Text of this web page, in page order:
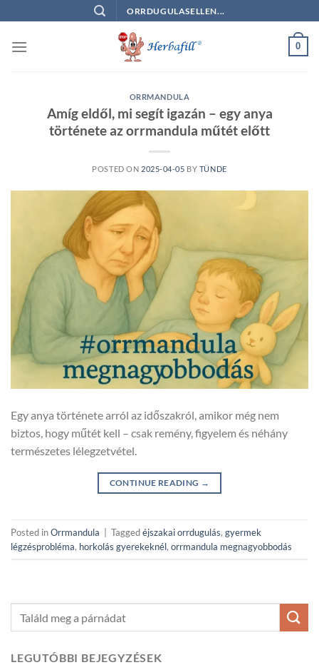
to
content
ORRDUGULASELLEN...
0
ORRMANDULA
Amíg eldől, mi segít igazán – egy anya
története az orrmandula műtét előtt
POSTED ON 2025-04-05 BY TÜNDE
Egy anya története arról az időszakról, amikor még nem
biztos, hogy műtét kell – csak remény, figyelem és néhány
természetes lélegzetvétel.
CONTINUE READING →
Posted inOrrmandula Taggedéjszakai orrdugulás, gyermek
légzésprobléma, horkolás gyerekeknél, orrmandula megnagyobbodás
LEGUTÓBBI BEJEGYZÉSEK